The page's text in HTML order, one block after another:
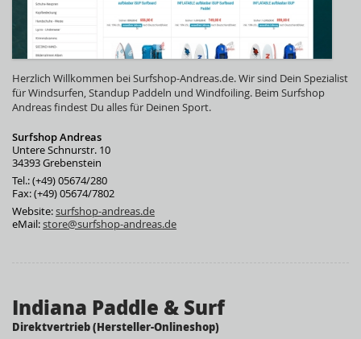
Herzlich Willkommen bei Surfshop-Andreas.de. Wir sind Dein Spezialist
für Windsurfen, Standup Paddeln und Windfoiling. Beim Surfshop
Andreas findest Du alles für Deinen Sport.
Surfshop Andreas
Untere Schnurstr. 10
34393 Grebenstein
Tel.: (+49) 05674/280
Fax: (+49) 05674/7802
Website:surfshop-andreas.de
eMail:store@surfshop-andreas.de
Indiana Paddle & Surf
Direktvertrieb (Hersteller-Onlineshop)